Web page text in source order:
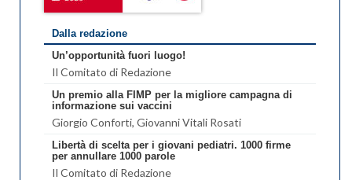
Dalla redazione
Un’opportunità fuori luogo!
Il Comitato di Redazione
Un premio alla FIMP per la migliore campagna di
informazione sui vaccini
Giorgio Conforti, Giovanni Vitali Rosati
Libertà di scelta per i giovani pediatri. 1000 firme
per annullare 1000 parole
Il Comitato di Redazione